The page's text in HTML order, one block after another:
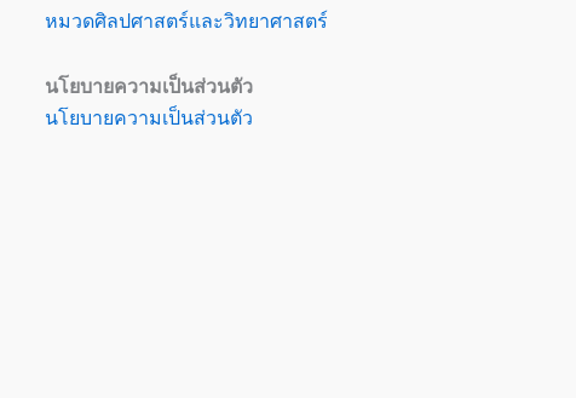
หมวดศิลปศาสตร์และวิทยาศาสตร์
นโยบายความเป็นส่วนตัว
นโยบายความเป็นส่วนตัว